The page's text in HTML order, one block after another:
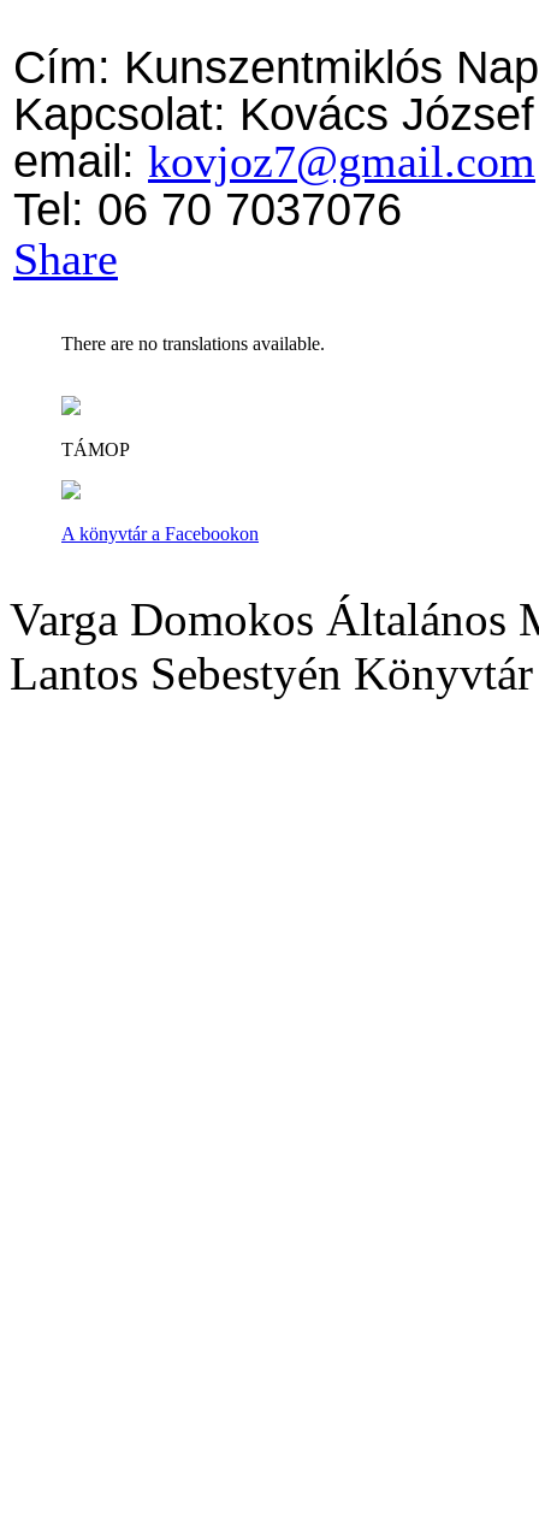
Cím: Kunszentmiklós
Kapcsolat: Kovács József
email: kovjoz7@gmail.com
Tel: 06 70 7037076
Share
There are no translations available.
TÁMOP
A könyvtár a Facebookon
Varga Domokos Általános
Lantos Sebestyén